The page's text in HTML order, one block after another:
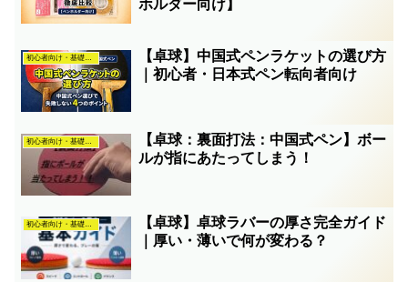
ホルダー向け】
初心者向け・基礎知識
【卓球】中国式ペンラケットの選び方
｜初心者・日本式ペン転向者向け
初心者向け・基礎知識
【卓球：裏面打法：中国式ペン】ボー
ルが指にあたってしまう！
初心者向け・基礎知識
【卓球】卓球ラバーの厚さ完全ガイド
｜厚い・薄いで何が変わる？